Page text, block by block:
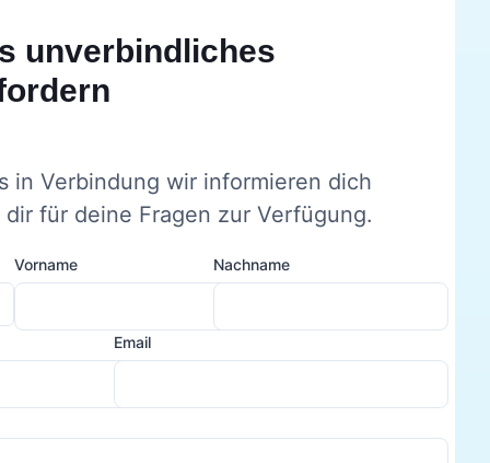
unverbindliches
in Verbindung wir informieren dich
für deine Fragen zur Verfügung.
Vorname Nachname
Email